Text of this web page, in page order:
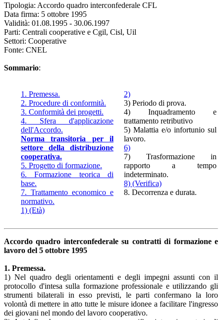
Tipologia: Accordo quadro interconfederale CFL
Data firma: 5 ottobre 1995
Validità: 01.08.1995 - 30.06.1997
Parti: Centrali cooperative e Cgil, Cisl, Uil
Settori: Cooperative
Fonte: CNEL
Sommario:
1. Premessa.
2. Procedure di conformità.
3. Conformità dei progetti.
4. Sfera d'applicazione
dell'Accordo.
Norma transitoria per il
settore della distribuzione
cooperativa.
5. Progetto di formazione.
6. Formazione teorica di
base.
7. Trattamento economico e
normativo.
1) (Età)
2)
3) Periodo di prova.
4) Inquadramento e
trattamento retributivo
5) Malattia e/o infortunio sul
lavoro.
6)
7) Trasformazione in
rapporto a tempo
indeterminato.
8) (Verifica)
8. Decorrenza e durata.
Accordo quadro interconfederale su contratti di formazione e
lavoro del 5 ottobre 1995
1. Premessa.
1) Nel quadro degli orientamenti e degli impegni assunti con il
protocollo d'intesa sulla formazione professionale e utilizzando gli
strumenti bilaterali in esso previsti, le parti confermano la loro
volontà di mettere in atto tutte le misure idonee a facilitare l'ingresso
dei giovani nel mondo del lavoro cooperativo.